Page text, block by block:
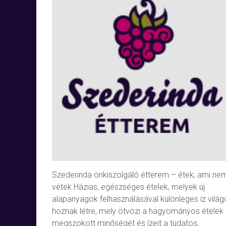
Szederinda önkiszolgáló étterem – étek, ami
vétek Házias, egészséges ételek, melyek új
alapanyagok felhasználásával különleges íz
hoznak létre, mely ötvözi a hagyományos ételek
megszokott minőségét és ízeit a tudatos,